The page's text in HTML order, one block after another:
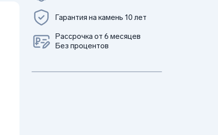
Гарантия на камень 10 лет
Рассрочка от 6 месяцев
Без процентов